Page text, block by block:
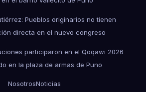
Pueblos originarios no tienen
directa en el nuevo congreso
participaron en el Qoqawi 2026
en la plaza de armas de Puno
NosotrosNoticias